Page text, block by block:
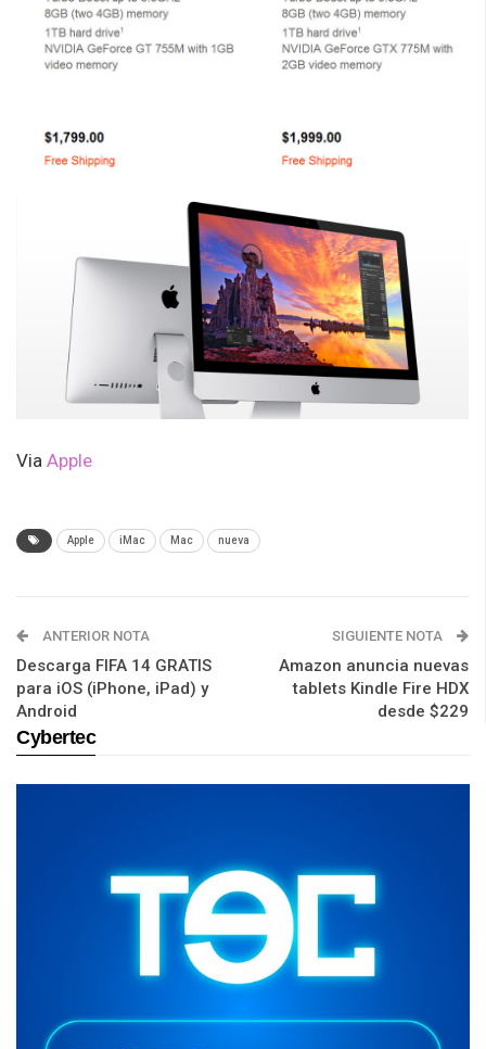
Via Apple
Apple iMac Mac nueva
ANTERIOR NOTA
Descarga FIFA 14 GRATIS
para iOS (iPhone, iPad) y
Android
SIGUIENTE NOTA
Amazon anuncia nuevas
tablets Kindle Fire HDX
desde $229
Cybertec